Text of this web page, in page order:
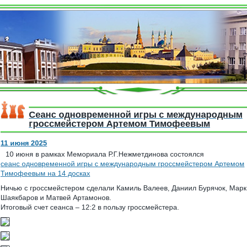
Cеанс одновременной игры с международным
гроссмейстером Артемом Тимофеевым
11 июня 2025
10 июня в рамках Мемориала Р.Г.Нежметдинова состоялся
сеанс одновременной игры с международным гроссмейстером Артемом
Тимофеевым на 14 досках
Ничью с гроссмейстером сделали Камиль Валеев, Даниил Бурячок, Марк
Шаякбаров и Матвей Артамонов.
Итоговый счет сеанса – 12:2 в пользу гроссмейстера.